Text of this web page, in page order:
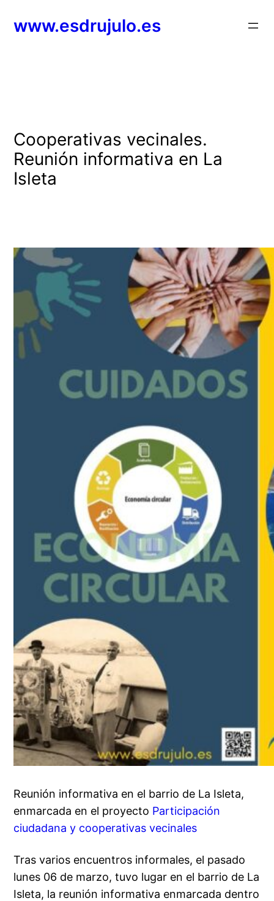
www.esdrujulo.es
Cooperativas vecinales.
Reunión informativa en La
Isleta
Reunión informativa en el barrio de La Isleta,
enmarcada en el proyecto Participación
ciudadana y cooperativas vecinales
Tras varios encuentros informales, el pasado
lunes 06 de marzo, tuvo lugar en el barrio de La
Isleta, la reunión informativa enmarcada dentro